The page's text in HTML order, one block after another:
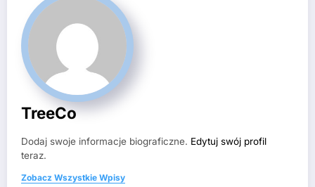
TreeCo
Dodaj swoje informacje biograficzne. Edytuj swój profil
teraz.
Zobacz Wszystkie Wpisy